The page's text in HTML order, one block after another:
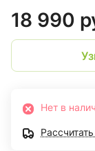
18 990
Нет в